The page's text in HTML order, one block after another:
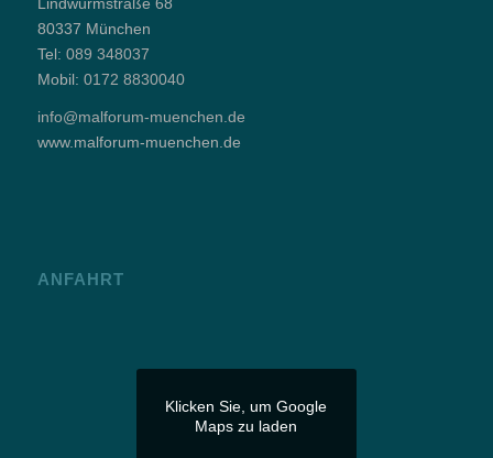
80337 München
Tel: 089 348037
Mobil: 0172 8830040
info@malforum-muenchen.de
www.malforum-muenchen.de
ANFAHRT
Klicken Sie, um Google
Maps zu laden